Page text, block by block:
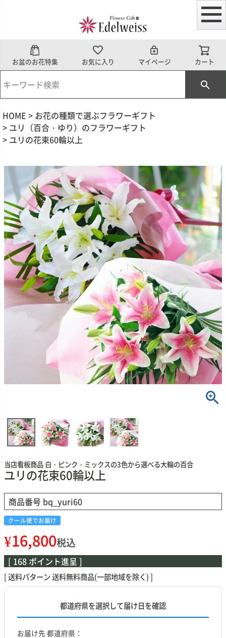
お盆のお花特集 お気に入り マイページ カート
HOME
お花の種類で選ぶフラワーギフト
ユリ（百合・ゆり）のフラワーギフト
ユリの花束60輪以上
当店看板商品 白・ピンク・ミックスの3色から選べる大輪の百合
ユリの花束60輪以上
商品番号 bq_yuri60
クール便でお届け
¥16,800税込
[ 168 ポイント進呈 ]
送料パターン送料無料商品(一部地域を除く)
都道府県を選択して届け日を確認
お届け先 都道府県：